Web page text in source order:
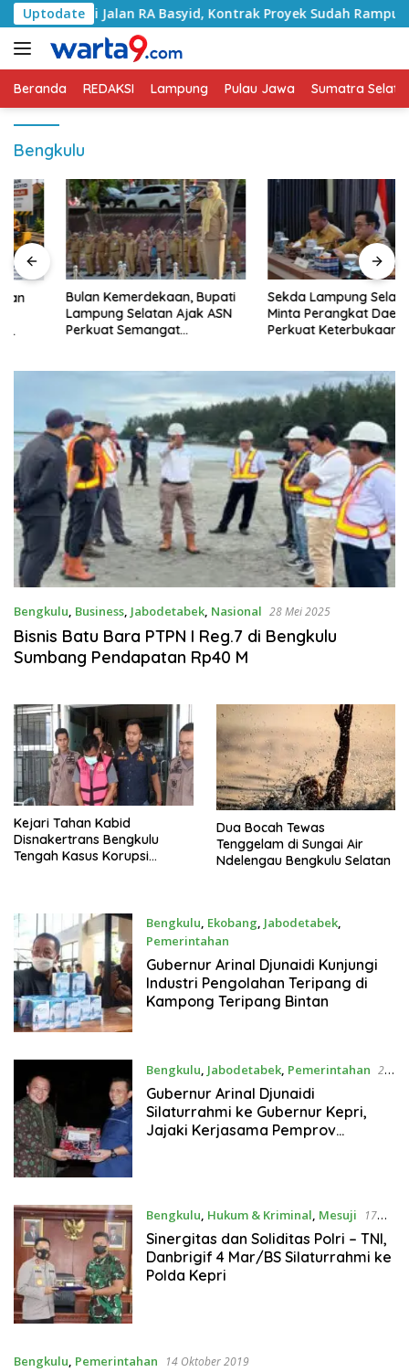
Langsung
ke
konten
Uptodate
Jalan RA Basyid, Kontrak Proyek Sudah Rampung
Beranda REDAKSI Lampung Pulau Jawa Sumatra
Bengkulu
Bulan Kemerdekaan, Bupati
Lampung Selatan Ajak ASN
Perkuat Semangat
Sekda Lampung Selatan
Minta Perangkat Daerah
Perkuat Keterbukaan
Bengkulu, Business, Jabodetabek, Nasional 28 Mei 2025
Bisnis Batu Bara PTPN I Reg.7 di Bengkulu
Sumbang Pendapatan Rp40 M
Kejari Tahan Kabid
Disnakertrans Bengkulu
Tengah Kasus Korupsi
Dua Bocah Tewas
Tenggelam di Sungai Air
Ndelengau Bengkulu Selatan
Bengkulu, Ekobang, Jabodetabek,
Pemerintahan
28 Juni 2022
Gubernur Arinal Djunaidi Kunjungi
Industri Pengolahan Teripang di
Kampong Teripang Bintan
Bengkulu, Jabodetabek, Pemerintahan 26
Juni 2022
Gubernur Arinal Djunaidi
Silaturrahmi ke Gubernur Kepri,
Jajaki Kerjasama Pemprov
Bengkulu, Hukum & Kriminal, Mesuji
17
Januari 2022
Sinergitas dan Soliditas Polri – TNI,
Danbrigif 4 Mar/BS Silaturrahmi ke
Polda Kepri
Bengkulu, Pemerintahan 14 Oktober 2019